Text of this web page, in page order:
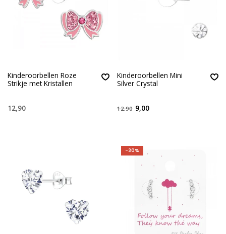
Kinderoorbellen Roze
Strikje met Kristallen
12,90
Kinderoorbellen Mini
Silver Crystal
12,90 9,00
-30%